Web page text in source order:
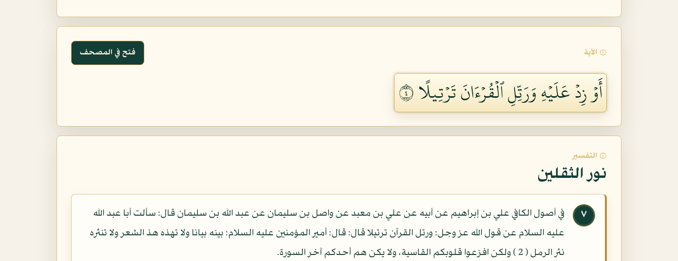
۞ الآية فتح في المصحف
أَوۡ زِدۡ عَلَيۡهِ وَرَتِّلِ ٱلۡقُرۡءَانَ تَرۡتِيلًا ٤
۞ التفسير
نور الثقلين
٧
في أصول الكافي علي بن إبراهيم عن أبيه عن علي بن معبد عن واصل بن سليمان عن عبد الله بن سليمان قال: سألت أبا عبد الله
عليه السلام عن قول الله عز وجل: ورتل القرآن ترتيلا قال: قال: أمير المؤمنين عليه السلام: بينه بيانا ولا تهذه هذ الشعر ولا تنثره
نثر الرمل ( 2 ) ولكن افزعوا قلوبكم القاسية، ولا يكن هم أحدكم آخر السورة.